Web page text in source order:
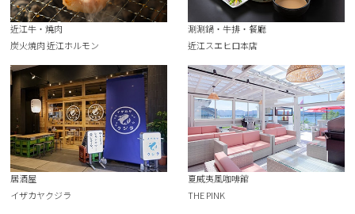
近江牛・燒肉
炭火焼肉 近江ホルモン
涮涮鍋・牛排・餐廳
近江スエヒロ本店
居酒屋
イザカヤクジラ
夏威夷風咖啡館
THE PINK